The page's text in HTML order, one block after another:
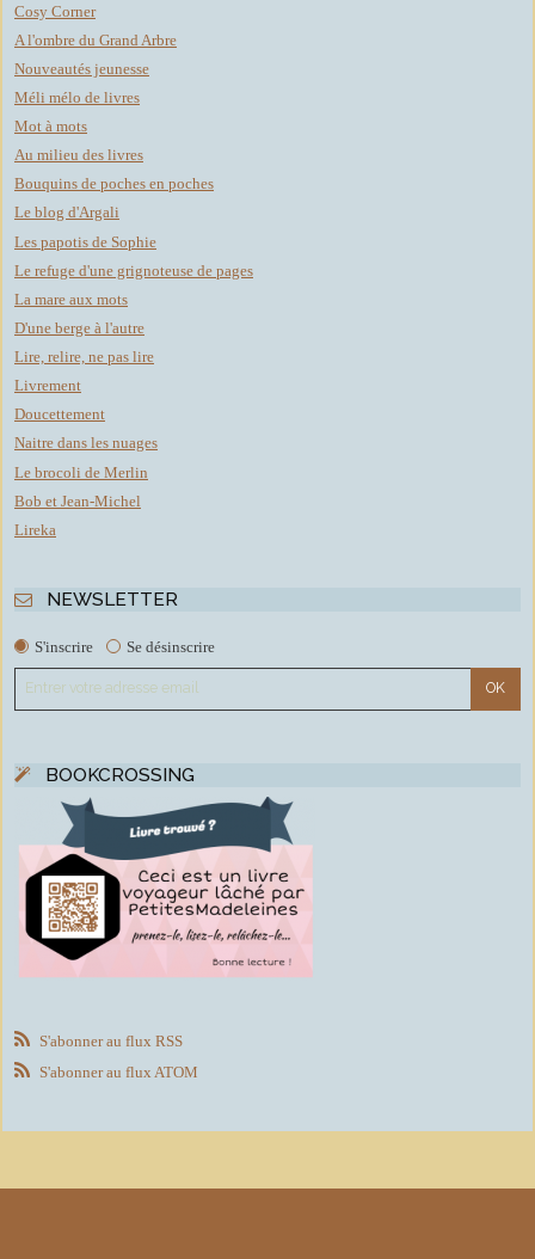
Cosy Corner
A l'ombre du Grand Arbre
Nouveautés jeunesse
Méli mélo de livres
Mot à mots
Au milieu des livres
Bouquins de poches en poches
Le blog d'Argali
Les papotis de Sophie
Le refuge d'une grignoteuse de pages
La mare aux mots
D'une berge à l'autre
Lire, relire, ne pas lire
Livrement
Doucettement
Naitre dans les nuages
Le brocoli de Merlin
Bob et Jean-Michel
Lireka
NEWSLETTER
S'inscrire Se désinscrire
BOOKCROSSING
S'abonner au flux RSS
S'abonner au flux ATOM